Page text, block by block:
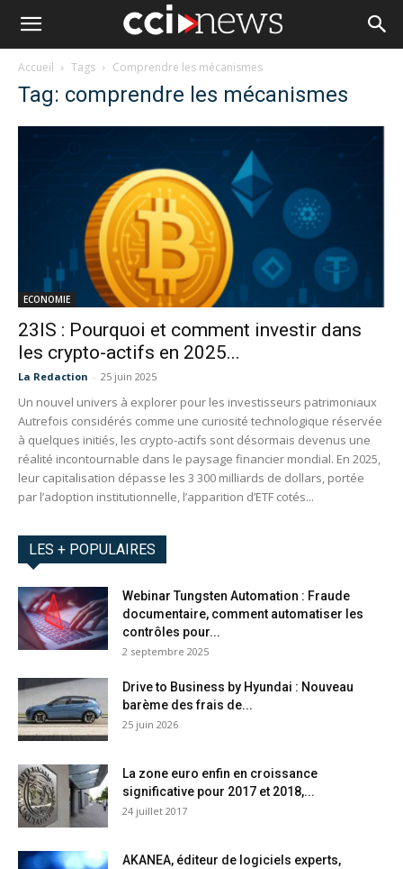
Accueil Tags Comprendre les mécanismes
Tag: comprendre les mécanismes
ECONOMIE
23IS : Pourquoi et comment investir dans
les crypto-actifs en 2025...
La Redaction - 25 juin 2025
Un nouvel univers à explorer pour les investisseurs patrimoniaux
Autrefois considérés comme une curiosité technologique réservée
à quelques initiés, les crypto-actifs sont désormais devenus une
réalité incontournable dans le paysage financier mondial. En 2025,
leur capitalisation dépasse les 3 300 milliards de dollars, portée
par l’adoption institutionnelle, l’apparition d’ETF cotés...
LES + POPULAIRES
Webinar Tungsten Automation : Fraude
documentaire, comment automatiser les
contrôles pour...
2 septembre 2025
Drive to Business by Hyundai : Nouveau
barème des frais de...
25 juin 2026
La zone euro enfin en croissance
significative pour 2017 et 2018,...
24 juillet 2017
AKANEA, éditeur de logiciels experts,